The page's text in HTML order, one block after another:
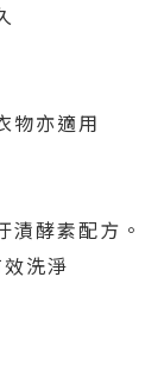
物亦適用
漬酵素配方。
洗淨